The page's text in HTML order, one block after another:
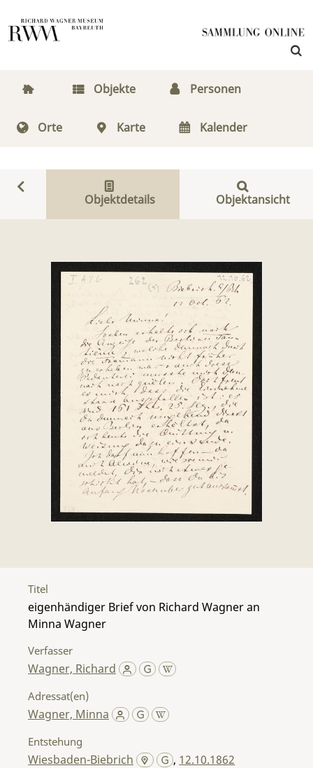
Objekte Personen
Orte Karte Kalender
Objektdetails Objektansicht
Titel
eigenhändiger Brief von Richard Wagner an
Minna Wagner
Verfasser
Wagner, Richard
Adressat(en)
Wagner, Minna
Entstehung
Wiesbaden-Biebrich , 12.10.1862